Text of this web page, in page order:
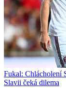
Fukal: Chlácholení
Slavii čeká dilema